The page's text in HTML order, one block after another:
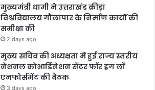
मुख्यमंत्री धामी ने उत्तराखंड क्रीड़ा
विश्वविद्यालय गौलापार के निर्माण कार्यों की
समीक्षा की
2 days ago
मुख्य सचिव की अध्यक्षता में हुई राज्य स्तरीय
नेशनल कोआर्डिनेशन सेंटर फॉर ड्रग लॉ
एनफोर्समेंट की बैठक
3 days ago